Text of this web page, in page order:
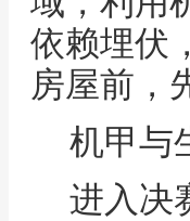
依赖埋伏
房屋前，
机甲与
进入决